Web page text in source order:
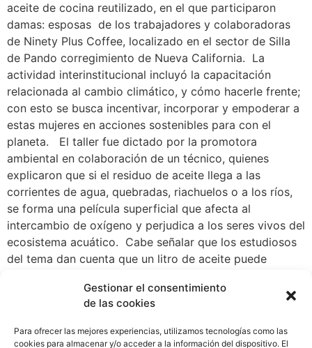
Gestionar el consentimiento
de las cookies
Para ofrecer las mejores experiencias, utilizamos tecnologías como las
cookies para almacenar y/o acceder a la información del dispositivo. El
aceite de cocina reutilizado, en el que participaron
damas: esposas de los trabajadores y colaboradoras
de Ninety Plus Coffee, localizado en el sector de Silla
de Pando corregimiento de Nueva California. La
actividad interinstitucional incluyó la capacitación
relacionada al cambio climático, y cómo hacerle frente;
con esto se busca incentivar, incorporar y empoderar a
estas mujeres en acciones sostenibles para con el
planeta. El taller fue dictado por la promotora
ambiental en colaboración de un técnico, quienes
explicaron que si el residuo de aceite llega a las
corrientes de agua, quebradas, riachuelos o a los ríos,
se forma una película superficial que afecta al
intercambio de oxígeno y perjudica a los seres vivos del
ecosistema acuático. Cabe señalar que los estudiosos
del tema dan cuenta que un litro de aceite puede
muchas personas todavía no son conscientes del daño
irreversible que esta acción puede generar. En su
resolución 49/214, de 23 de diciembre de 1994, la
Asamblea General de las Naciones Unidas (ONU)